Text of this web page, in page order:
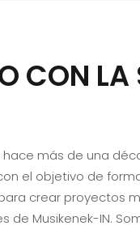
CON LA
hace más de una
el objetivo de
crear proyectos
Musikenek-IN.